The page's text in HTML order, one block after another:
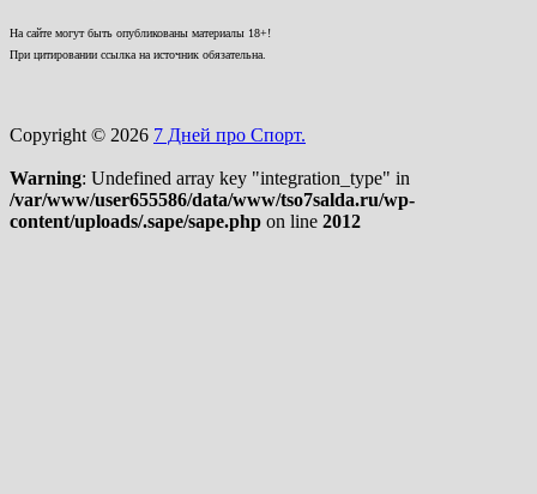
На сайте могут быть опубликованы материалы 18+!
При цитировании ссылка на источник обязательна.
Copyright © 2026 7 Дней про Спорт.
Warning: Undefined array key "integration_type" in
/var/www/user655586/data/www/tso7salda.ru/wp-
content/uploads/.sape/sape.php on line 2012